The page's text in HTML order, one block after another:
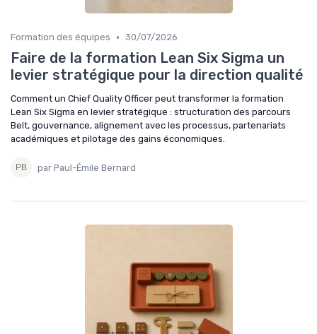
Formation des équipes • 30/07/2026
Faire de la formation Lean Six Sigma un
levier stratégique pour la direction qualité
Comment un Chief Quality Officer peut transformer la formation
Lean Six Sigma en levier stratégique : structuration des parcours
Belt, gouvernance, alignement avec les processus, partenariats
académiques et pilotage des gains économiques.
par Paul-Émile Bernard